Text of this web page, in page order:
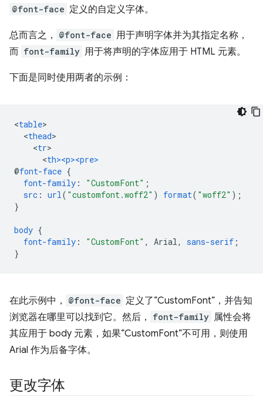
@font-face 定义的自定义字体。
总而言之， @font-face 用于声明字体并为其指定名称，
而 font-family 用于将声明的字体应用于 HTML 元素。
下面是同时使用两者的示例：
<table
<thead
<tr
<th><p><pre>
@font-face {
font-family : "CustomFont" ;
src : url( "customfont.woff2" ) format( "woff2" );
}
body {
font-family : "CustomFont" , Arial, sans-serif ;
}
在此示例中， @font-face 定义了“CustomFont”，并告知
浏览器在哪里可以找到它。然后，
font-family 属性会将
其应用于 body 元素，如果“CustomFont”不可用，则使用
Arial 作为后备字体。
更改字体